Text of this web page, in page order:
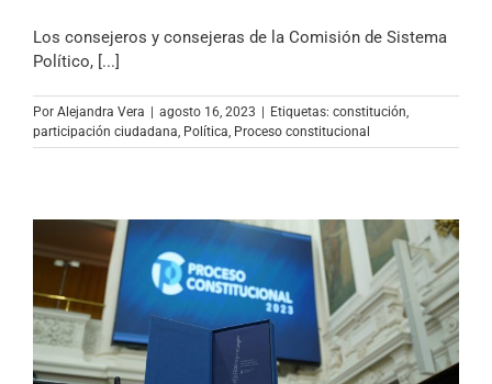
Los consejeros y consejeras de la Comisión de Sistema
Político, [...]
Por Alejandra Vera | agosto 16, 2023 | Etiquetas: constitución
participación ciudadana Política Proceso constitucional